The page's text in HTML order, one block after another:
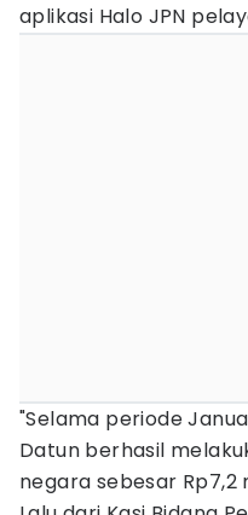
aplikasi Halo JPN
"Selama periode
Datun berhasil
negara sebesar Rp7,2